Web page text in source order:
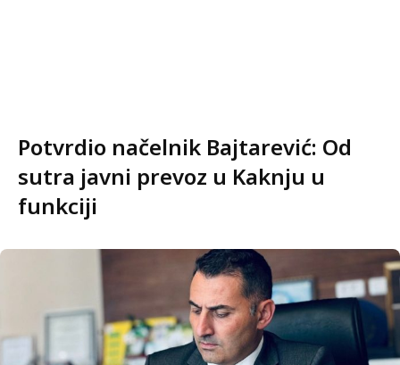
Potvrdio načelnik Bajtarević: Od
sutra javni prevoz u Kaknju u
funkciji